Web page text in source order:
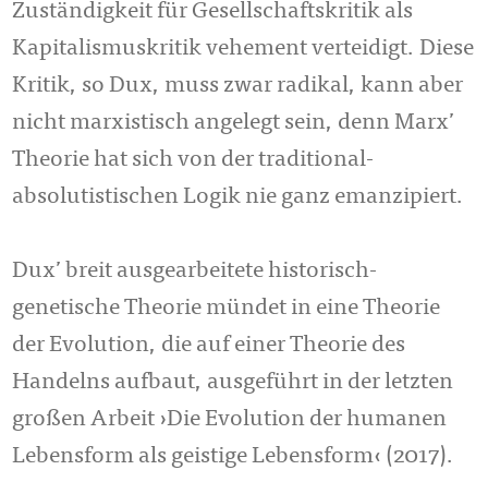
Zuständigkeit für Gesellschaftskritik als
Kapitalismuskritik vehement verteidigt. Diese
Kritik, so Dux, muss zwar radikal, kann aber
nicht marxistisch angelegt sein, denn Marx’
Theorie hat sich von der traditional-
absolutistischen Logik nie ganz emanzipiert.
Dux’ breit ausgearbeitete historisch-
genetische Theorie mündet in eine Theorie
der Evolution, die auf einer Theorie des
Handelns aufbaut, ausgeführt in der letzten
großen Arbeit ›Die Evolution der humanen
Lebensform als geistige Lebensform‹ (2017).